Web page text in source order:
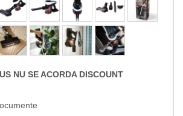
NU SE ACORDA DISCOUNT